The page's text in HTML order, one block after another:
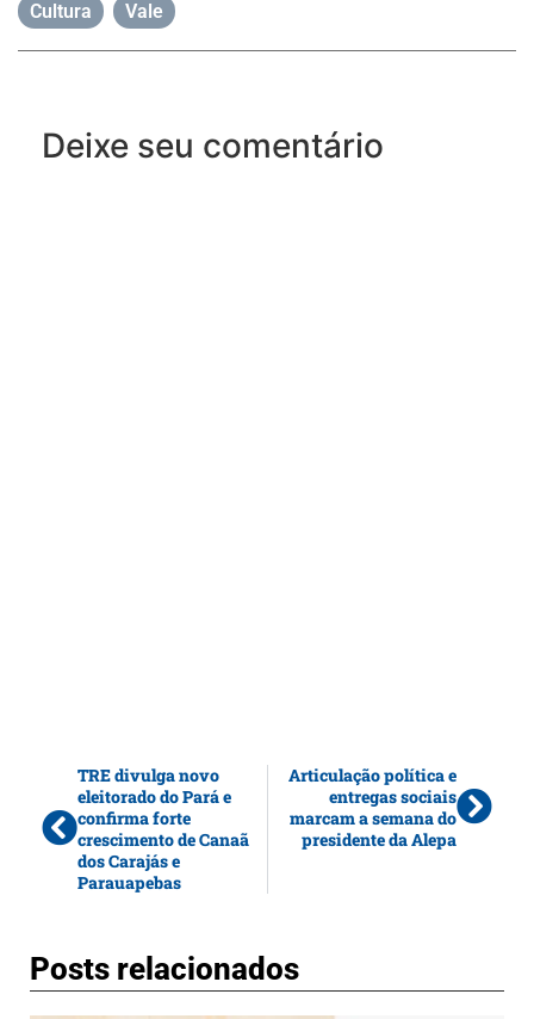
Cultura Vale
Deixe seu comentário
TRE divulga novo
eleitorado do Pará e
confirma forte
crescimento de Canaã
dos Carajás e
Parauapebas
Articulação política e
entregas sociais
marcam a semana do
presidente da Alepa
Posts relacionados